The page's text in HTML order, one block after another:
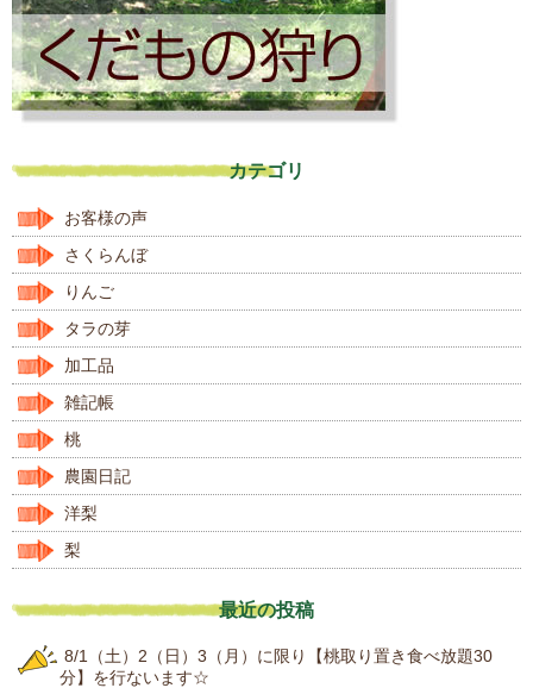
カテゴリ
お客様の声
さくらんぼ
りんご
タラの芽
加工品
雑記帳
桃
農園日記
洋梨
梨
最近の投稿
8/1（土）2（日）3（月）に限り【桃取り置き食べ放題30
分】を行ないます☆